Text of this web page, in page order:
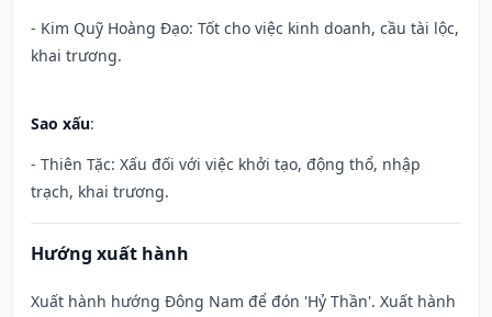
- Kim Quỹ Hoàng Đạo: Tốt cho việc kinh doanh, cầu tài lộc,
khai trương.
Sao xấu:
- Thiên Tặc: Xấu đối với việc khởi tạo, động thổ, nhập
trạch, khai trương.
Hướng xuất hành
Xuất hành hướng Đông Nam để đón 'Hỷ Thần'. Xuất hành